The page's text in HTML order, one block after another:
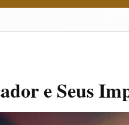
e Seus